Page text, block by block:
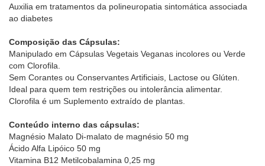
Auxilia em tratamentos da polineuropatia sintomática associada
ao diabetes
Composição das Cápsulas:
Manipulado em Cápsulas Vegetais Veganas incolores ou Verde
com Clorofila.
Sem Corantes ou Conservantes Artificiais, Lactose ou Glúten.
Ideal para quem tem restrições ou intolerância alimentar.
Clorofila é um Suplemento extraído de plantas.
Conteúdo interno das cápsulas:
Magnésio Malato Di-malato de magnésio 50 mg
Ácido Alfa Lipóico 50 mg
Vitamina B12 Metilcobalamina 0,25 mg